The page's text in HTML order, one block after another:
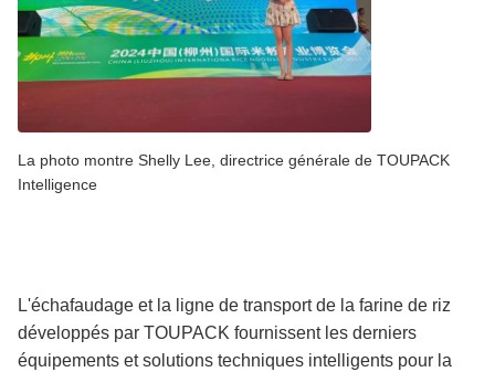
La photo montre Shelly Lee, directrice générale de TOUPACK
Intelligence
L'échafaudage et la ligne de transport de la farine de riz
développés par TOUPACK fournissent les derniers
équipements et solutions techniques intelligents pour la